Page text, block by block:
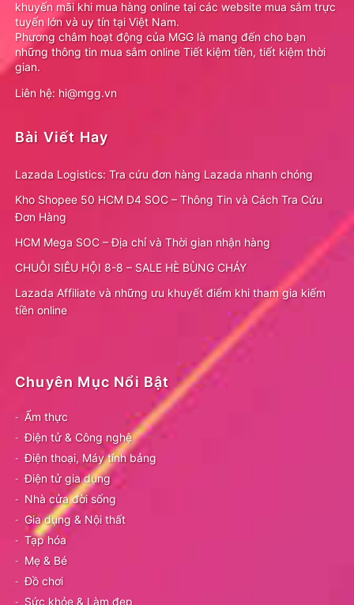
khuyến mãi khi mua hàng online tại các website mua sắm trực
tuyến lớn và uy tín tại Việt Nam.
Phương châm hoạt động của MGG là mang đến cho bạn
những thông tin mua sắm online Tiết kiệm tiền, tiết kiệm thời
gian.
Liên hệ: hi@mgg.vn
Bài Viết Hay
Lazada Logistics: Tra cứu đơn hàng Lazada nhanh chóng
Kho Shopee 50 HCM D4 SOC – Thông Tin và Cách Tra Cứu
Đơn Hàng
HCM Mega SOC – Địa chỉ và Thời gian nhận hàng
CHUỖI SIÊU HỘI 8-8 – SALE HÈ BÙNG CHÁY
Lazada Affiliate và những ưu khuyết điểm khi tham gia kiếm
tiền online
Chuyên Mục Nổi Bật
Ẩm thực
Điện tử & Công nghệ
Điện thoại, Máy tính bảng
Điện tử gia dụng
Nhà cửa đời sống
Gia dụng & Nội thất
Tạp hóa
Mẹ & Bé
Đồ chơi
Sức khỏe & Làm đẹp